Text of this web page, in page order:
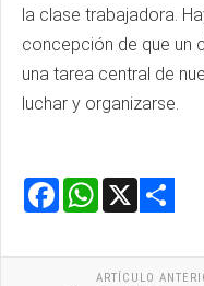
la clase trabajadora.
concepción de que un
una tarea central de
luchar y organizarse.
Facebook
WhatsApp
ARTÍCULO